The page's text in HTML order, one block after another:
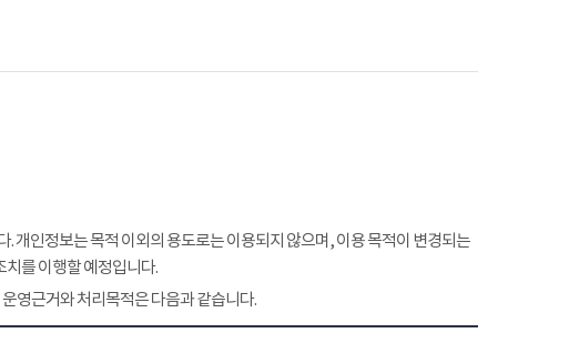
개인정보는 목적 이외의 용도로는 이용되지 않으며, 이용 목적이 변경되는
를 이행할 예정입니다.
영근거와 처리목적은 다음과 같습니다.